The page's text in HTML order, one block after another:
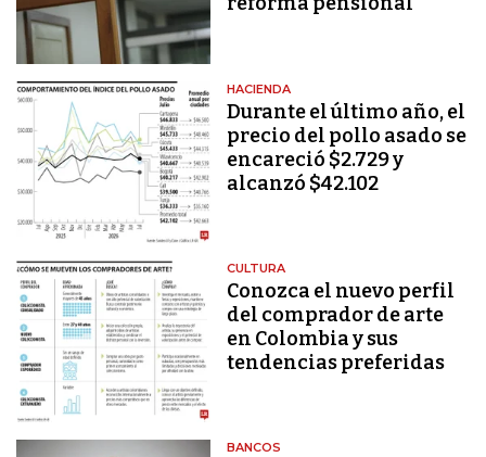
HACIENDA
Durante el último año, el
precio del pollo asado se
encareció $2.729 y
alcanzó $42.102
CULTURA
Conozca el nuevo perfil
del comprador de arte
en Colombia y sus
tendencias preferidas
BANCOS